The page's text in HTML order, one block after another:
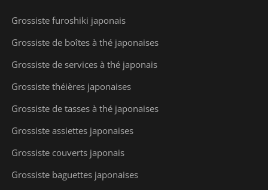
Grossiste furoshiki japonais
Grossiste de boîtes à thé japonaises
Grossiste de services à thé japonais
Grossiste théières japonaises
Grossiste de tasses à thé japonaises
Grossiste assiettes japonaises
Grossiste couverts japonais
Grossiste baguettes japonaises